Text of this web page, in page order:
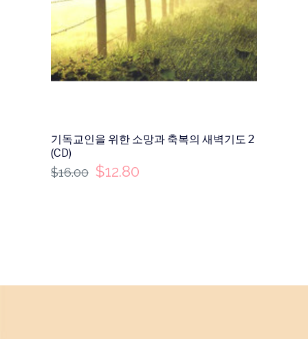
기독교인을 위한 소망과 축복의 새벽기도 2
(CD)
$16.00 $12.80